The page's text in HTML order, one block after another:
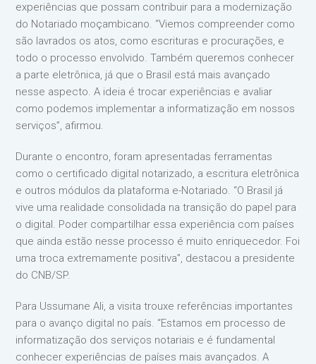
experiências que possam contribuir para a modernização
do Notariado moçambicano. “Viemos compreender como
são lavrados os atos, como escrituras e procurações, e
todo o processo envolvido. Também queremos conhecer
a parte eletrônica, já que o Brasil está mais avançado
nesse aspecto. A ideia é trocar experiências e avaliar
como podemos implementar a informatização em nossos
serviços”, afirmou.
Durante o encontro, foram apresentadas ferramentas
como o certificado digital notarizado, a escritura eletrônica
e outros módulos da plataforma e-Notariado. “O Brasil já
vive uma realidade consolidada na transição do papel para
o digital. Poder compartilhar essa experiência com países
que ainda estão nesse processo é muito enriquecedor. Foi
uma troca extremamente positiva”, destacou a presidente
do CNB/SP.
Para Ussumane Ali, a visita trouxe referências importantes
para o avanço digital no país. “Estamos em processo de
informatização dos serviços notariais e é fundamental
conhecer experiências de países mais avançados. A